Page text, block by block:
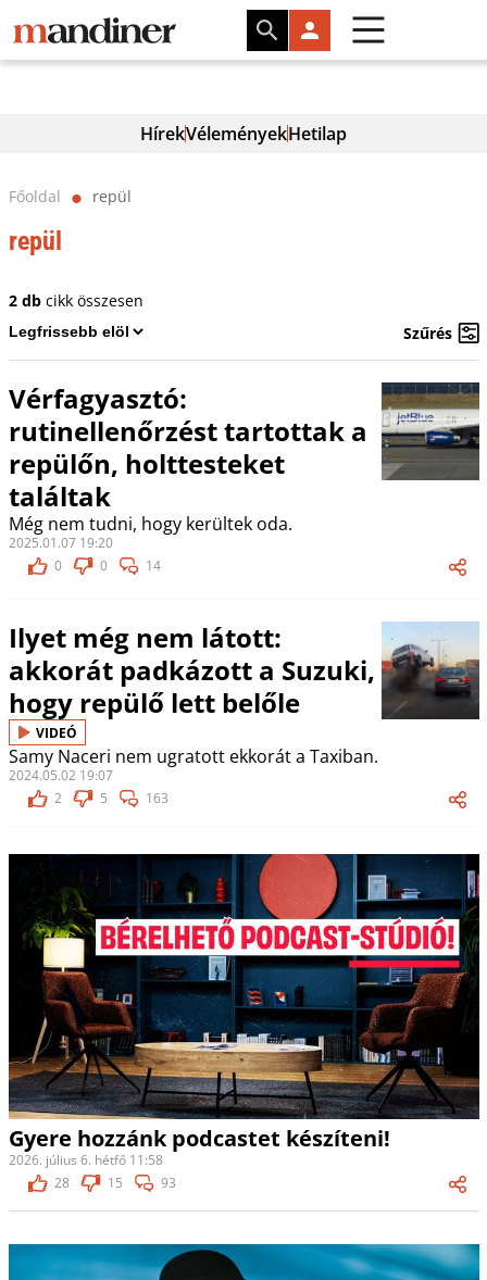
HírekVéleményekHetilap
Főoldal ⬤ repül
repül
2 dbcikk összesen
Szűrés
Vérfagyasztó:
rutinellenőrzést tartottak a
repülőn, holttesteket
találtak
Még nem tudni, hogy kerültek oda.
2025.01.07 19:20
0
0 14
Ilyet még nem látott:
akkorát padkázott a Suzuki,
hogy repülő lett belőle
VIDEÓ
Samy Naceri nem ugratott ekkorát a Taxiban.
2024.05.02 19:07
2
5 163
Gyere hozzánk podcastet készíteni!
2026. július 6. hétfő 11:58
28
15 93